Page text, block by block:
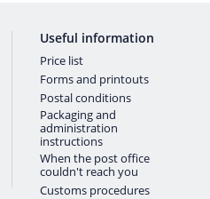
Useful information
Price list
Forms and printouts
Postal conditions
Packaging and
administration
instructions
When the post office
couldn't reach you
Customs procedures